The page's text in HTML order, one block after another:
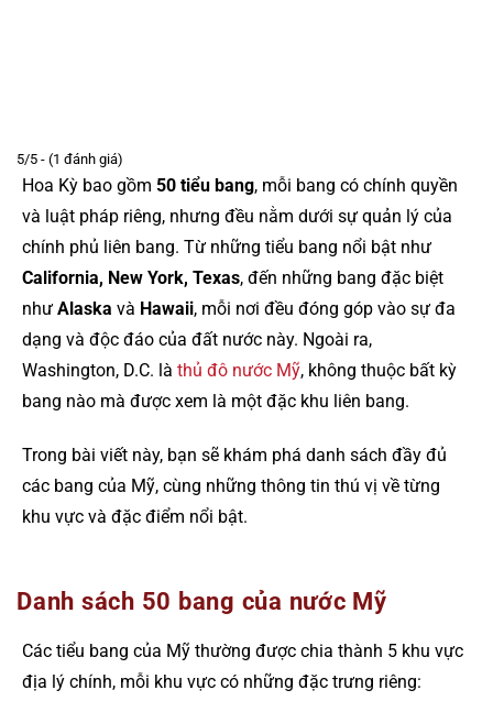
5/5 - (1 đánh giá)
Hoa Kỳ bao gồm 50 tiểu bang, mỗi bang có chính quyền
và luật pháp riêng, nhưng đều nằm dưới sự quản lý của
chính phủ liên bang. Từ những tiểu bang nổi bật như
California, New York, Texas, đến những bang đặc biệt
như Alaska và Hawaii, mỗi nơi đều đóng góp vào sự đa
dạng và độc đáo của đất nước này. Ngoài ra,
Washington, D.C. là thủ đô nước Mỹ, không thuộc bất kỳ
bang nào mà được xem là một đặc khu liên bang.
Trong bài viết này, bạn sẽ khám phá danh sách đầy đủ
các bang của Mỹ, cùng những thông tin thú vị về từng
khu vực và đặc điểm nổi bật.
Danh sách 50 bang của nước Mỹ
Các tiểu bang của Mỹ thường được chia thành 5 khu vực
địa lý chính, mỗi khu vực có những đặc trưng riêng: